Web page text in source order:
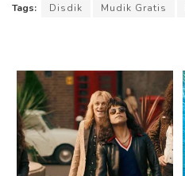
Tags: Disdik Mudik Gratis